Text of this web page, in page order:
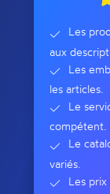
Les
aux
Les
les articles.
Le
compétent.
Le
variés.
Les